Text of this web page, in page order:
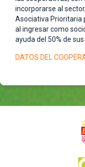
incorporarse al
Asociativa Prioritaria
al ingresar como
ayuda del 50% de
DATOS DEL